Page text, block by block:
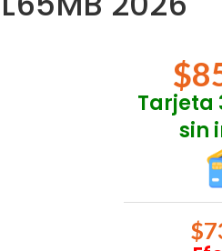
$
Tarjeta
sin
$